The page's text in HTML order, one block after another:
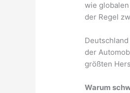
wie
der Regel
der
größten
Warum